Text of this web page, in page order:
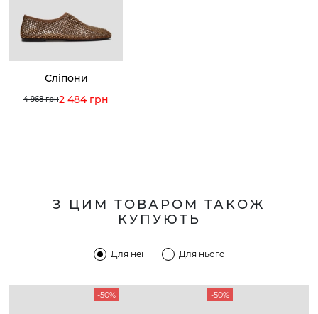
Сліпони
4 968 грн2 484 грн
З ЦИМ ТОВАРОМ ТАКОЖ
КУПУЮТЬ
Для неї Для нього
-50% -50%